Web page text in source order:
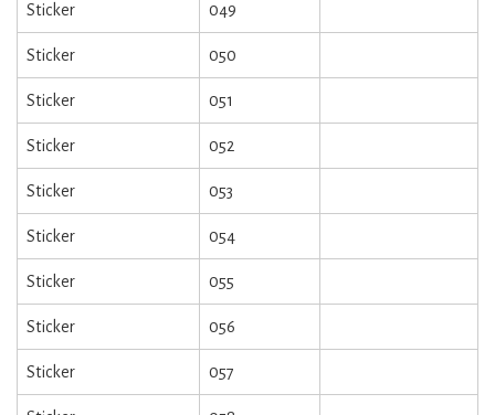
Sticker 049
Sticker 050
Sticker 051
Sticker 052
Sticker 053
Sticker 054
Sticker 055
Sticker 056
Sticker 057